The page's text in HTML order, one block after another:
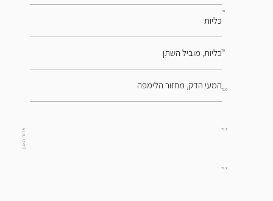
אזור האגן
כליות
כליות, מוביל השתן
המעי הדק, מחזור הלימפה
T8
T9
T10
T11
T12